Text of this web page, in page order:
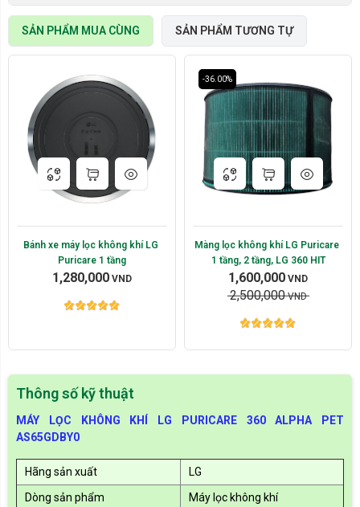
SẢN PHẨM MUA CÙNG SẢN PHẨM TƯƠNG TỰ
Bánh xe máy lọc không khí LG
Puricare 1 tầng
1,280,000 VND
-36.00%
Màng lọc không khí LG Puricare
1 tầng, 2 tầng, LG 360 HIT
1,600,000 VND
2,500,000 VND
Thông số kỹ thuật
MÁY LỌC KHÔNG KHÍ LG PURICARE 360 ALPHA PET
AS65GDBY0
Hãng sản xuất
LG
Dòng sản phẩm
Máy lọc không khí